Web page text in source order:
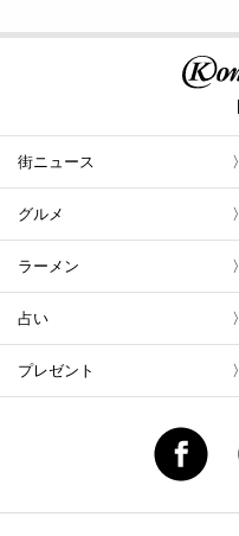
街ニュース
グルメ
ラーメン
占い
プレゼント